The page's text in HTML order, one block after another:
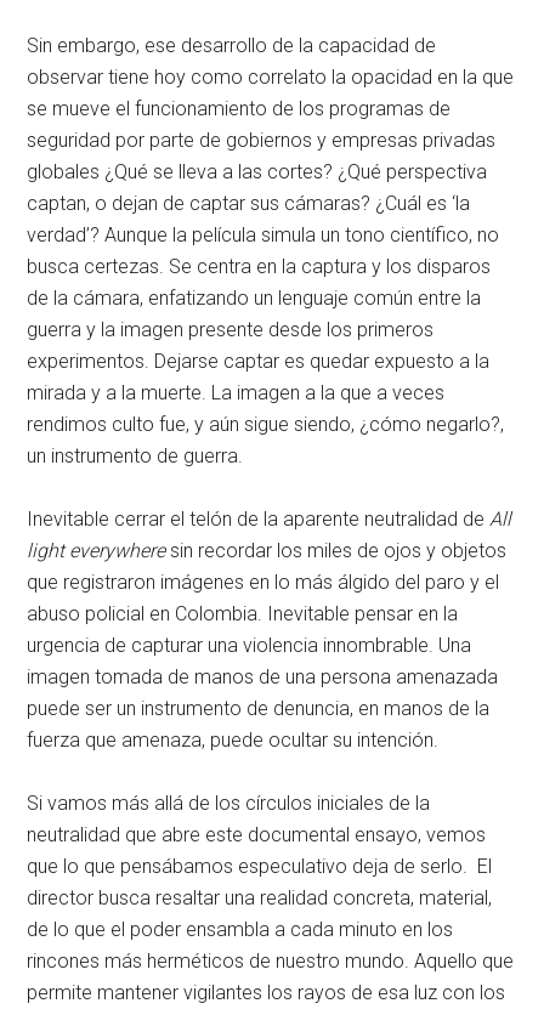
Sin embargo, ese desarrollo de la capacidad de
observar tiene hoy como correlato la opacidad en la que
se mueve el funcionamiento de los programas de
seguridad por parte de gobiernos y empresas privadas
globales ¿Qué se lleva a las cortes? ¿Qué perspectiva
captan, o dejan de captar sus cámaras? ¿Cuál es ‘la
verdad’? Aunque la película simula un tono científico, no
busca certezas. Se centra en la captura y los disparos
de la cámara, enfatizando un lenguaje común entre la
guerra y la imagen presente desde los primeros
experimentos. Dejarse captar es quedar expuesto a la
mirada y a la muerte. La imagen a la que a veces
rendimos culto fue, y aún sigue siendo, ¿cómo negarlo?,
un instrumento de guerra.
Inevitable cerrar el telón de la aparente neutralidad de All
light everywheresin recordar los miles de ojos y objetos
que registraron imágenes en lo más álgido del paro y el
abuso policial en Colombia. Inevitable pensar en la
urgencia de capturar una violencia innombrable. Una
imagen tomada de manos de una persona amenazada
puede ser un instrumento de denuncia, en manos de la
fuerza que amenaza, puede ocultar su intención.
Si vamos más allá de los círculos iniciales de la
neutralidad que abre este documental ensayo, vemos
que lo que pensábamos especulativo deja de serlo. El
director busca resaltar una realidad concreta, material,
de lo que el poder ensambla a cada minuto en los
rincones más herméticos de nuestro mundo. Aquello que
permite mantener vigilantes los rayos de esa luz con los